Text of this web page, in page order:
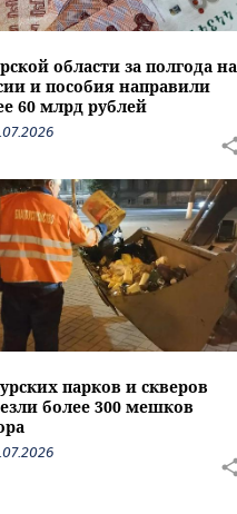
области за полгода на
и пособия направили
60 млрд рублей
парков и скверов
более 300 мешков